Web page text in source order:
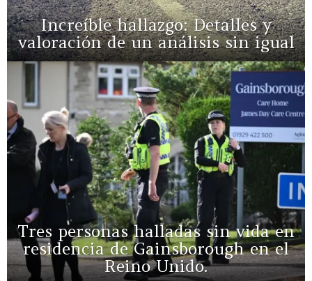
Increíble hallazgo: Detalles y
valoración de un análisis sin igual
Tres personas halladas sin vida en
residencia de Gainsborough en el
Reino Unido.